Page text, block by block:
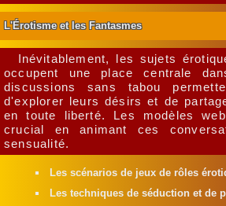
L'Érotisme et les Fantasmes
Inévitablement, les sujets
occupent une place centrale
discussions sans tabou
d'explorer leurs désirs et de
en toute liberté. Les modèles
crucial en animant ces
sensualité.
Les scénarios de jeux de rôles
Les techniques de séduction et de